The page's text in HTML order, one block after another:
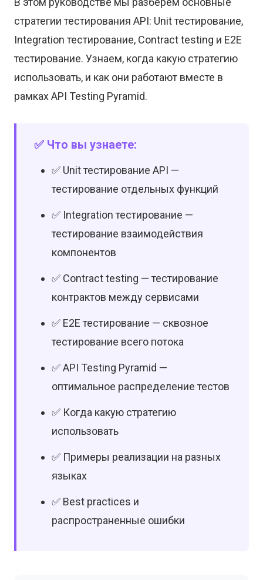
стратегии тестирования API: Unit тестирование,
Integration тестирование, Contract testing и E2E
тестирование. Узнаем, когда какую стратегию
использовать, и как они работают вместе в
рамках API Testing Pyramid.
✅ Что вы узнаете:
✅ Unit тестирование API —
тестирование отдельных функций
✅ Integration тестирование —
тестирование взаимодействия
компонентов
✅ Contract testing — тестирование
контрактов между сервисами
✅ E2E тестирование — сквозное
тестирование всего потока
✅ API Testing Pyramid —
оптимальное распределение тестов
✅ Когда какую стратегию
использовать
✅ Примеры реализации на разных
языках
✅ Best practices и
распространенные ошибки